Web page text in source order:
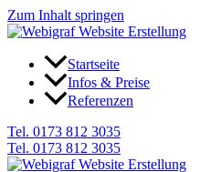
Zum Inhalt springen
Startseite
Infos & Preise
Referenzen
Tel. 0173 812 3035
Tel. 0173 812 3035